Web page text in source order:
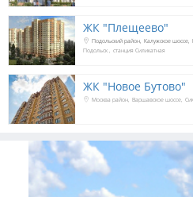
ЖК "Плещеево"
Подольский район Калужское шоссе
Подольск
станция Силикатная
ЖК "Новое Бутово"
Москва район Варшавское шоссе